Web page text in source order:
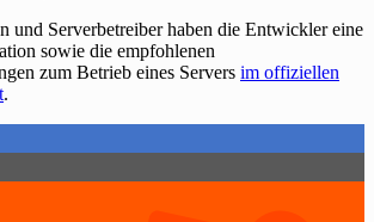
und Serverbetreiber haben die Entwickler eine
sowie die empfohlenen
zum Betrieb eines Servers im offiziellen
.